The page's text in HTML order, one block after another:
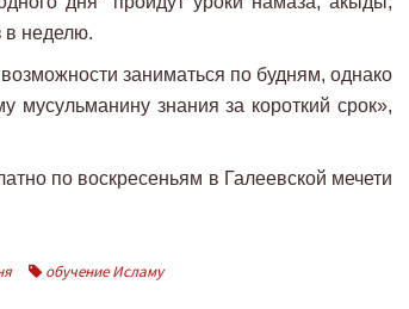
в неделю.
заниматься по будням, однако
мусульманину знания за короткий срок»,
по воскресеньям в Галеевской мечети
обучение Исламу